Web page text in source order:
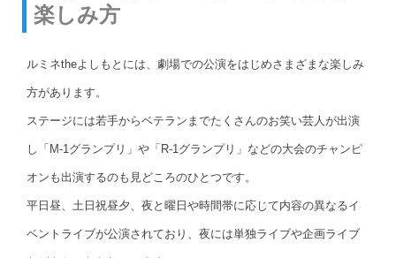
楽しみ方
ルミネtheよしもとには、劇場での公演をはじめさまざまな楽しみ
方があります。
ステージには若手からベテランまでたくさんのお笑い芸人が出演
し「M-1グランプリ」や「R-1グランプリ」などの大会のチャンピ
オンも出演するのも見どころのひとつです。
平日昼、土日祝昼夕、夜と曜日や時間帯に応じて内容の異なるイ
ベントライブが公演されており、夜には単独ライブや企画ライブ